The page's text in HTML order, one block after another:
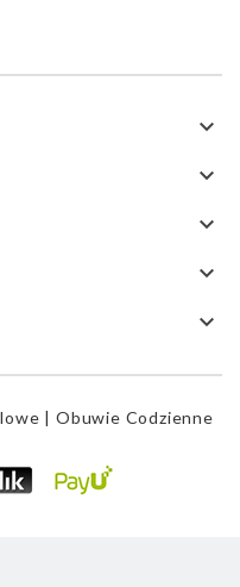





| Obuwie Codzienne